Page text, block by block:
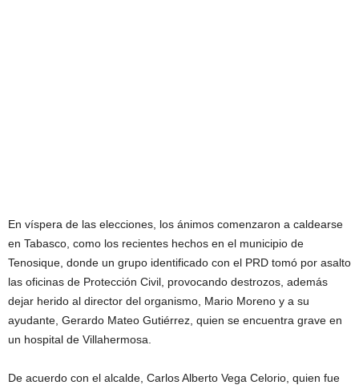
En víspera de las elecciones, los ánimos comenzaron a caldearse
en Tabasco, como los recientes hechos en el municipio de
Tenosique, donde un grupo identificado con el PRD tomó por asalto
las oficinas de Protección Civil, provocando destrozos, además
dejar herido al director del organismo, Mario Moreno y a su
ayudante, Gerardo Mateo Gutiérrez, quien se encuentra grave en
un hospital de Villahermosa.
De acuerdo con el alcalde, Carlos Alberto Vega Celorio, quien fue